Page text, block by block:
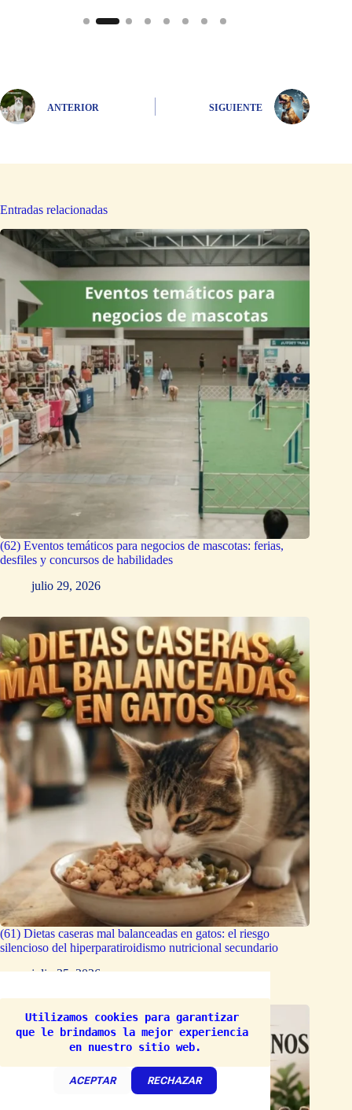
Utilizamos cookies para garantizar
que le brindamos la mejor experiencia
en nuestro sitio web.
ACEPTAR RECHAZAR
ANTERIOR SIGUIENTE
Entradas relacionadas
(62) Eventos temáticos para negocios de mascotas: ferias,
desfiles y concursos de habilidades
julio 29, 2026
(61) Dietas caseras mal balanceadas en gatos: el riesgo
silencioso del hiperparatiroidismo nutricional secundario
julio 25, 2026